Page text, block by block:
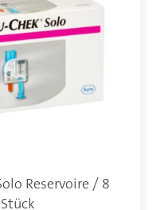
Reservoire / 8
Stück